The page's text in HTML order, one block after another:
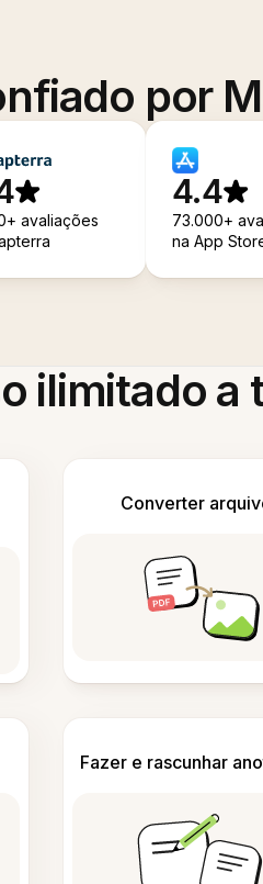
por
avaliações
4.4
73.000+
na App
ilimitado a
Converter
Fazer e rascunhar